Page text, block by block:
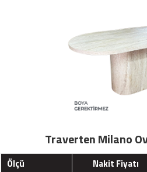
Traverten Milano
Ölçü Nakit Fiyatı